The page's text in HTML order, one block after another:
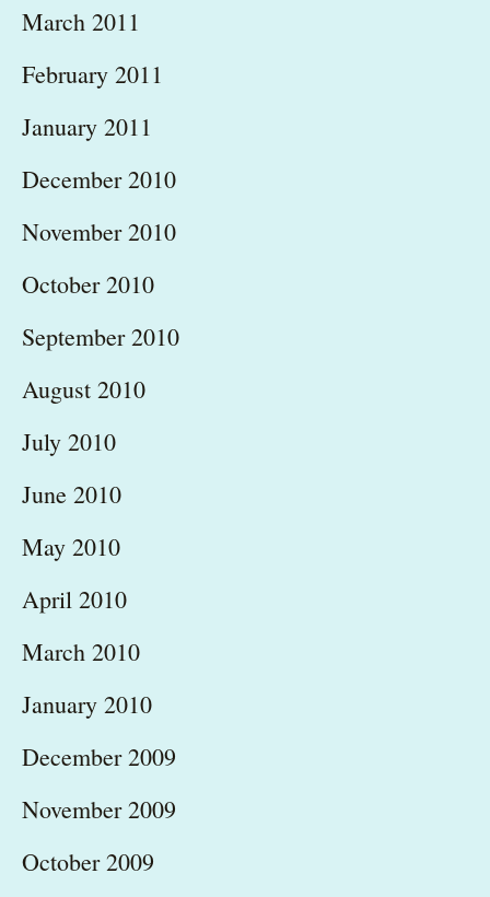
March 2011
February 2011
January 2011
December 2010
November 2010
October 2010
September 2010
August 2010
July 2010
June 2010
May 2010
April 2010
March 2010
January 2010
December 2009
November 2009
October 2009